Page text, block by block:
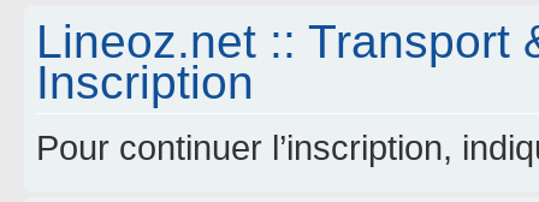
Lineoz.net :: Transport
Inscription
Pour continuer l’inscription,